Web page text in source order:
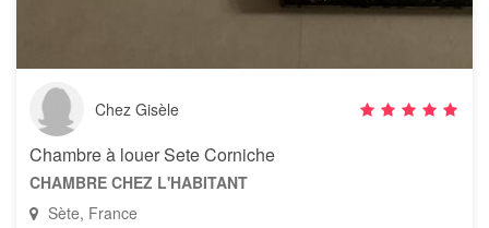
Chez Gisèle
Chambre à louer Sete Corniche
CHAMBRE CHEZ L'HABITANT
Sète, France